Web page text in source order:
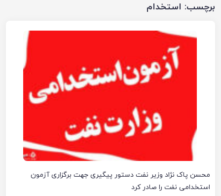
برچسب: استخدام
محسن پاک نژاد وزیر نفت دستور پیگیری جهت برگزاری آزمون
استخدامی نفت را صادر کرد